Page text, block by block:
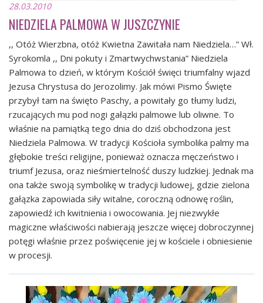
28.03.2010
NIEDZIELA PALMOWA W JUSZCZYNIE
,, Otóż Wierzbna, otóż Kwietna Zawitała nam Niedziela…” Wł.
Syrokomla ,, Dni pokuty i Zmartwychwstania” Niedziela
Palmowa to dzień, w którym Kościół święci triumfalny wjazd
Jezusa Chrystusa do Jerozolimy. Jak mówi Pismo Święte
przybył tam na święto Paschy, a powitały go tłumy ludzi,
rzucających mu pod nogi gałązki palmowe lub oliwne. To
właśnie na pamiątką tego dnia do dziś obchodzona jest
Niedziela Palmowa. W tradycji Kościoła symbolika palmy ma
głębokie treści religijne, ponieważ oznacza męczeństwo i
triumf Jezusa, oraz nieśmiertelność duszy ludzkiej. Jednak ma
ona także swoją symbolikę w tradycji ludowej, gdzie zielona
gałązka zapowiada siły witalne, coroczną odnowę roślin,
zapowiedź ich kwitnienia i owocowania. Jej niezwykłe
magiczne właściwości nabierają jeszcze więcej dobroczynnej
potęgi właśnie przez poświęcenie jej w kościele i obniesienie
w procesji.